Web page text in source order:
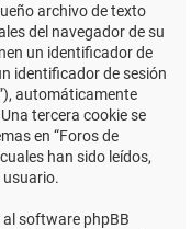
archivo de texto
del navegador de su
un identificador de
identificador de sesión
automáticamente
tercera cookie se
en “Foros de
han sido leídos,
usuario.
software phpBB